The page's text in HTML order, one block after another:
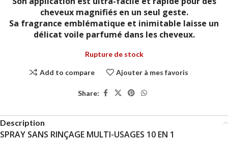
cheveux magnifiés en un seul geste.
Sa fragrance emblématique et inimitable laisse un
délicat voile parfumé dans les cheveux.
Rupture de stock
Add to compare Ajouter à mes favoris
Share:
Description
SPRAY SANS RINÇAGE MULTI-USAGES 10 EN 1